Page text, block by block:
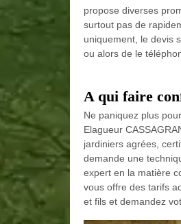
propose diverses
surtout pas de
uniquement, le devis
ou alors de le
A qui faire
Ne paniquez plus
Elagueur
jardiniers agrées,
demande une
expert en la matière
vous offre des tarifs
et fils et demandez